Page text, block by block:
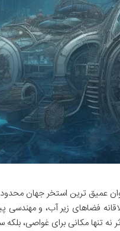
این استخر بی نظیر، تنها به عمق ۶۰ متری و عنوان عمیق ترین
فضاهای زیر آب، و
نه تنها مکانی برای غواصی،